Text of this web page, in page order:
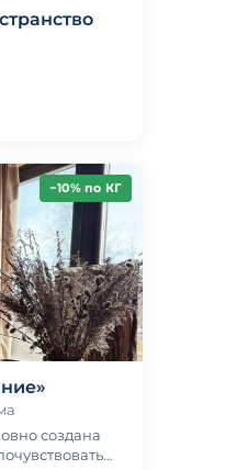
−10% по КГ
создана